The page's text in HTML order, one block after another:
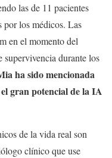
las de 11 pacientes
por los médicos. Las
en el momento del
supervivencia durante los
ha sido mencionada
gran potencial de la IA
de la vida real son
clínico que use